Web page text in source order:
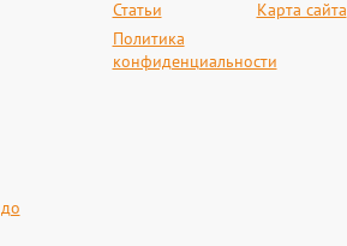
Статьи
Карта сайта
Политика
конфиденциальности